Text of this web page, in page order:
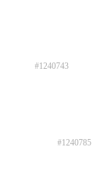
#1240743
#1240785